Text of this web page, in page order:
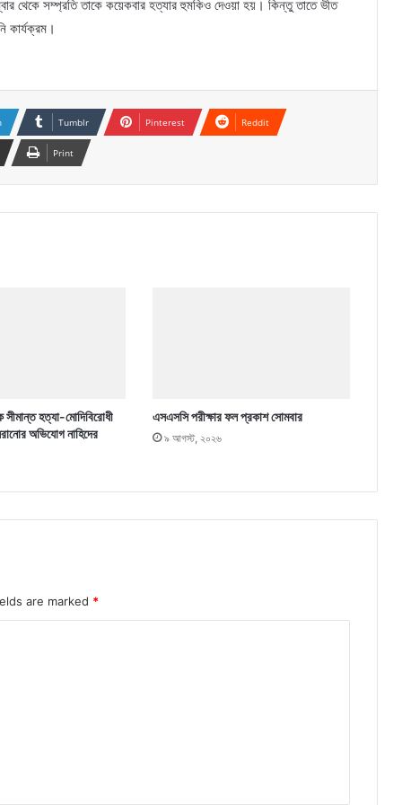
থেকে সম্প্রতি তাকে কয়েকবার হত্যার হুমকিও দেওয়া হয়। কিন্তু তাতে ভীত
কার্যক্রম।
Tumblr Pinterest Reddit
Print
হত্যা-মোদিবিরোধী
অভিযোগ নাহিদের
এসএসসি পরীক্ষার ফল প্রকাশ সোমবার
৯ আগস্ট, ২০২৬
are marked *